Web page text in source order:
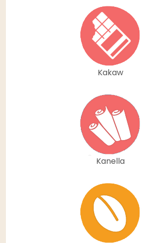
Kakaw
Kanella